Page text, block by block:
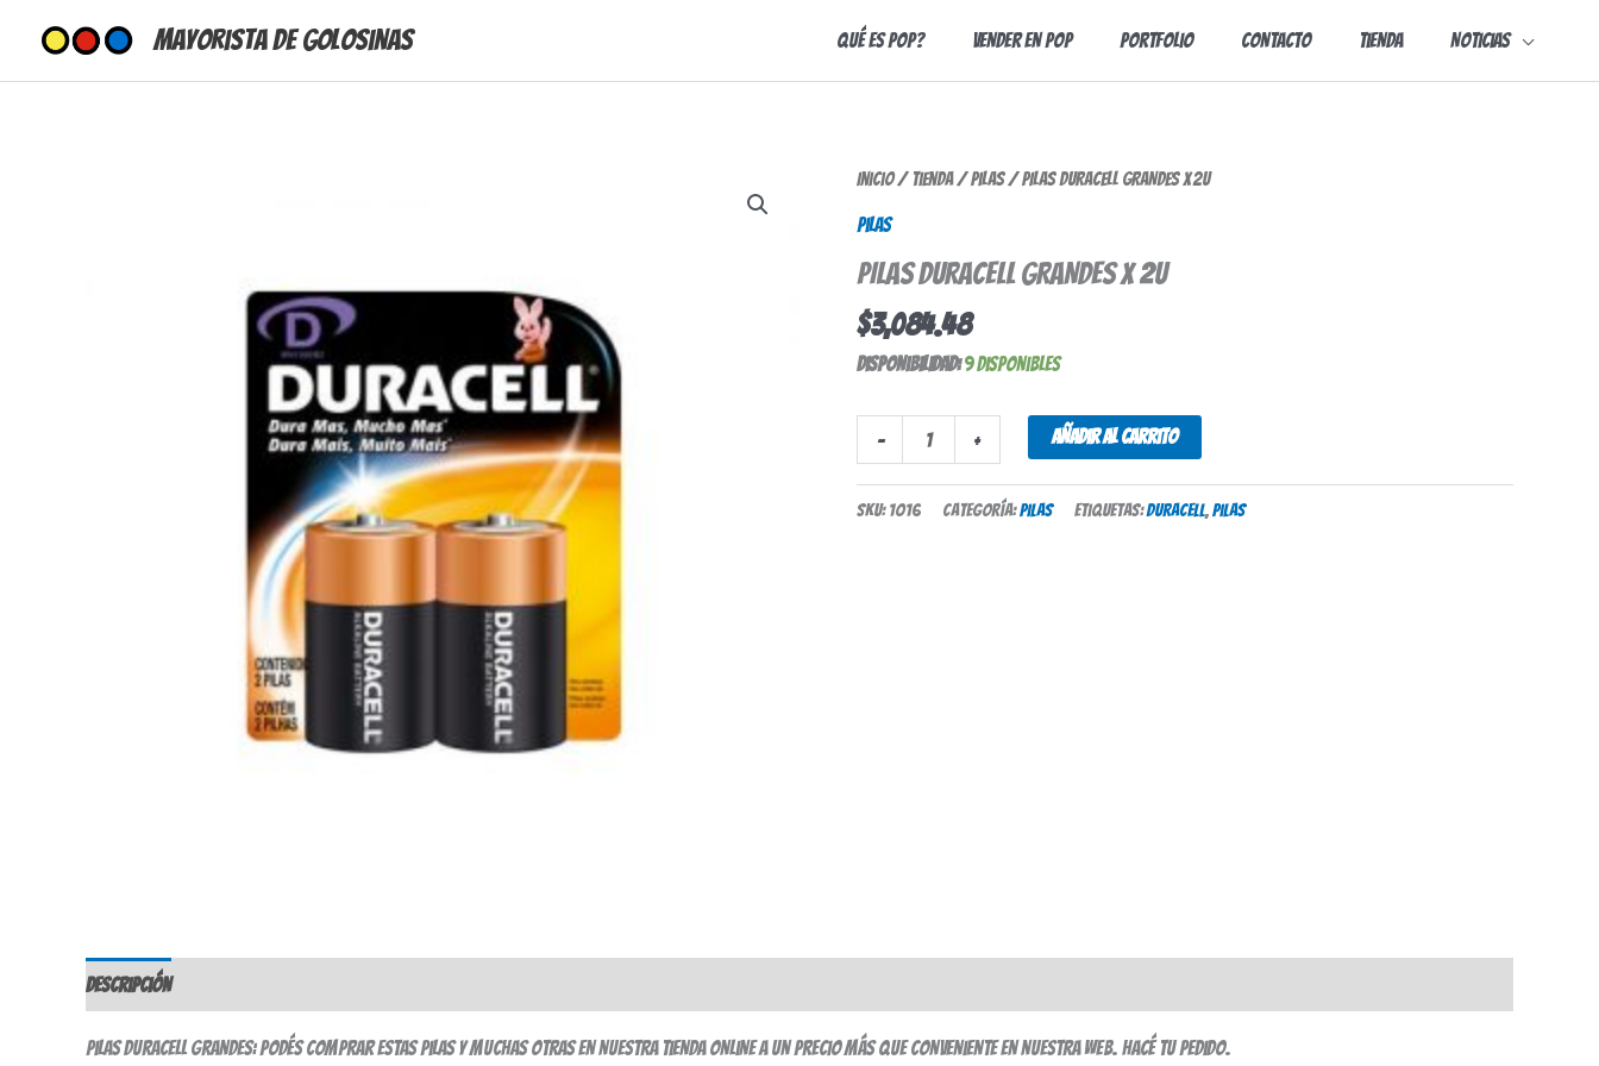
contenido
Mayorista de Golosinas Qué es Pop? Vender en Pop Portfolio Contacto Tienda Noticias
Inicio/ Tienda /Pilas/ PILAS DURACELL GRANDES X 2U
Pilas
PILAS DURACELL GRANDES X 2U
$3,084.48
Disponibilidad: 9 disponibles
-
PILAS
DURACELL
X
2U
cantidad
+ Añadir al carrito
SKU:1016 Categoría:Pilas Etiquetas:Duracell,pilas
Descripción
Pilas Duracell grandes: podés comprar estas pilas y muchas otras en nuestra tienda online a un precio más que conveniente en nuestra web. Hacé tu pedido.